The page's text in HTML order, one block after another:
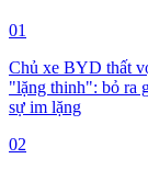
01
Chủ xe BYD thất
"lặng thinh": bỏ ra
sự im lặng
02